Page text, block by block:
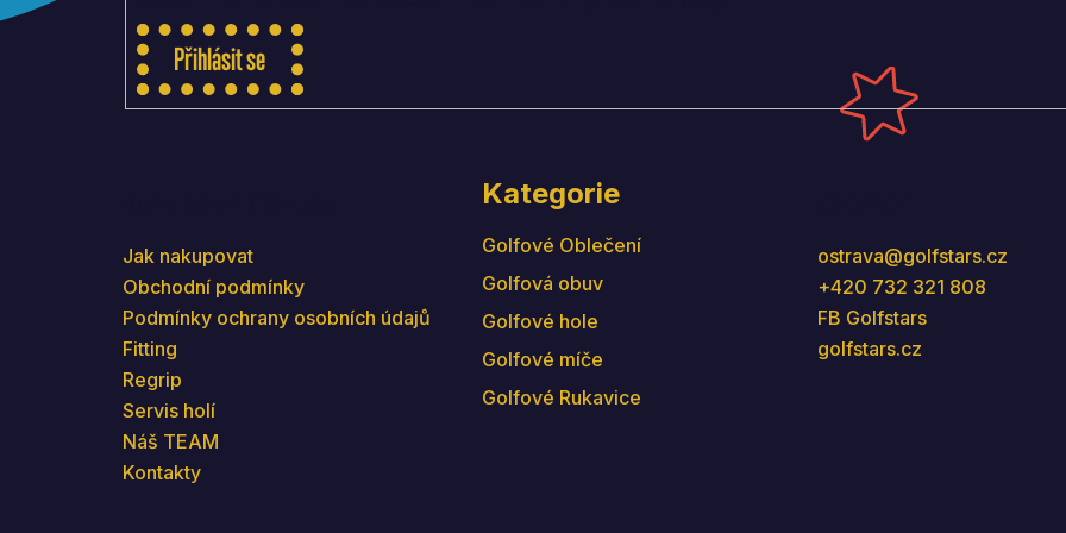
Přihlásit se
Jak nakupovat
Obchodní podmínky
Podmínky ochrany osobních údajů
Fitting
Regrip
Servis holí
Náš TEAM
Kontakty
Kategorie
Golfové Oblečení
Golfová obuv
Golfové hole
Golfové míče
Golfové Rukavice
ostrava@golfstars.cz
+420 732 321 808
FB Golfstars
golfstars.cz